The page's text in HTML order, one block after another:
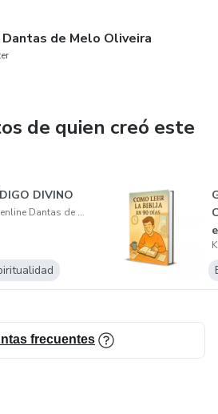
de Melo Oliveira
de quien creó este
DIVINO
Kelvenline Dantas de Melo Oliveira
frecuentes